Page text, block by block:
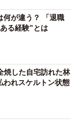
何が違う？ 「退職
る経験”とは
焼した自宅訪れた林
れスケルトン状態